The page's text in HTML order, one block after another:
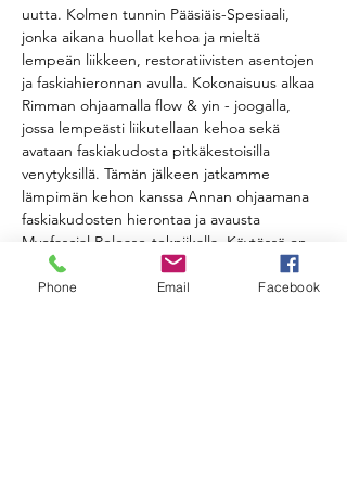
uutta. Kolmen tunnin Pääsiäis-Spesiaali,
jonka aikana huollat kehoa ja mieltä
lempeän liikkeen, restoratiivisten asentojen
ja faskiahieronnan avulla. Kokonaisuus alkaa
Rimman ohjaamalla flow & yin - joogalla,
jossa lempeästi liikutellaan kehoa sekä
avataan faskiakudosta pitkäkestoisilla
venytyksillä. Tämän jälkeen jatkamme
lämpimän kehon kanssa Annan ohjaamana
faskiakudosten hierontaa ja avausta
Myofascial Release-tekniikalla. Käytössä on
fascia-pallot, joiden avulla kehon eri lihaksia
ja lihaskudosta hierotaan.
Phone Email Facebook